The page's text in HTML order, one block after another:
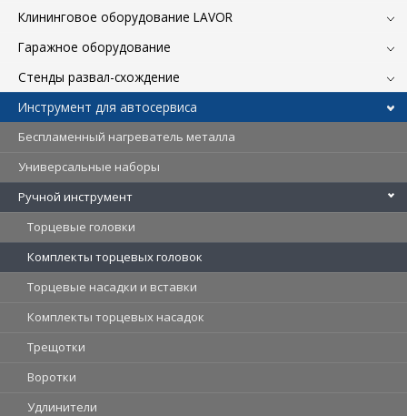
Клининговое оборудование LAVOR
Гаражное оборудование
Стенды развал-схождение
Инструмент для автосервиса
Беспламенный нагреватель металла
Универсальные наборы
Ручной инструмент
Торцевые головки
Комплекты торцевых головок
Торцевые насадки и вставки
Комплекты торцевых насадок
Трещотки
Воротки
Удлинители